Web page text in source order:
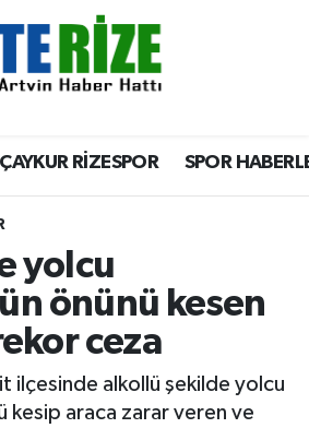
ÇAYKUR RİZESPOR SPOR
yolcu
önünü kesen
ceza
ilçesinde alkollü şekilde yolcu
kesip araca zarar veren ve
Komutanlığı
Eczaneler
Haritası
Durumu ve Fikstür